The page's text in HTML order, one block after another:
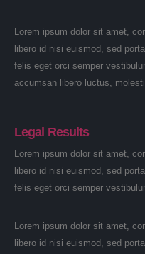
Lorem ipsum dolor sit amet,
libero id nisi euismod, sed
felis eget orci semper
accumsan libero luctus,
Legal Results
Lorem ipsum dolor sit amet,
libero id nisi euismod, sed
felis eget orci semper
Lorem ipsum dolor sit amet,
libero id nisi euismod, sed